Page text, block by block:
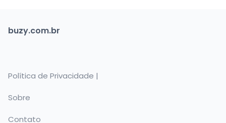
buzy.com.br
Política de Privacidade |
Sobre
Contato